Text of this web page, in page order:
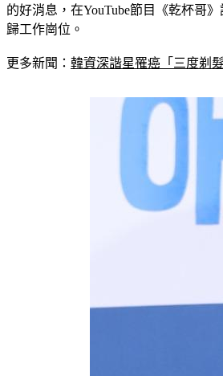
的好消息，在YouTube節目《乾杯哥
歸工作崗位。
更多新聞： 韓資深諧星罹癌「三度剃